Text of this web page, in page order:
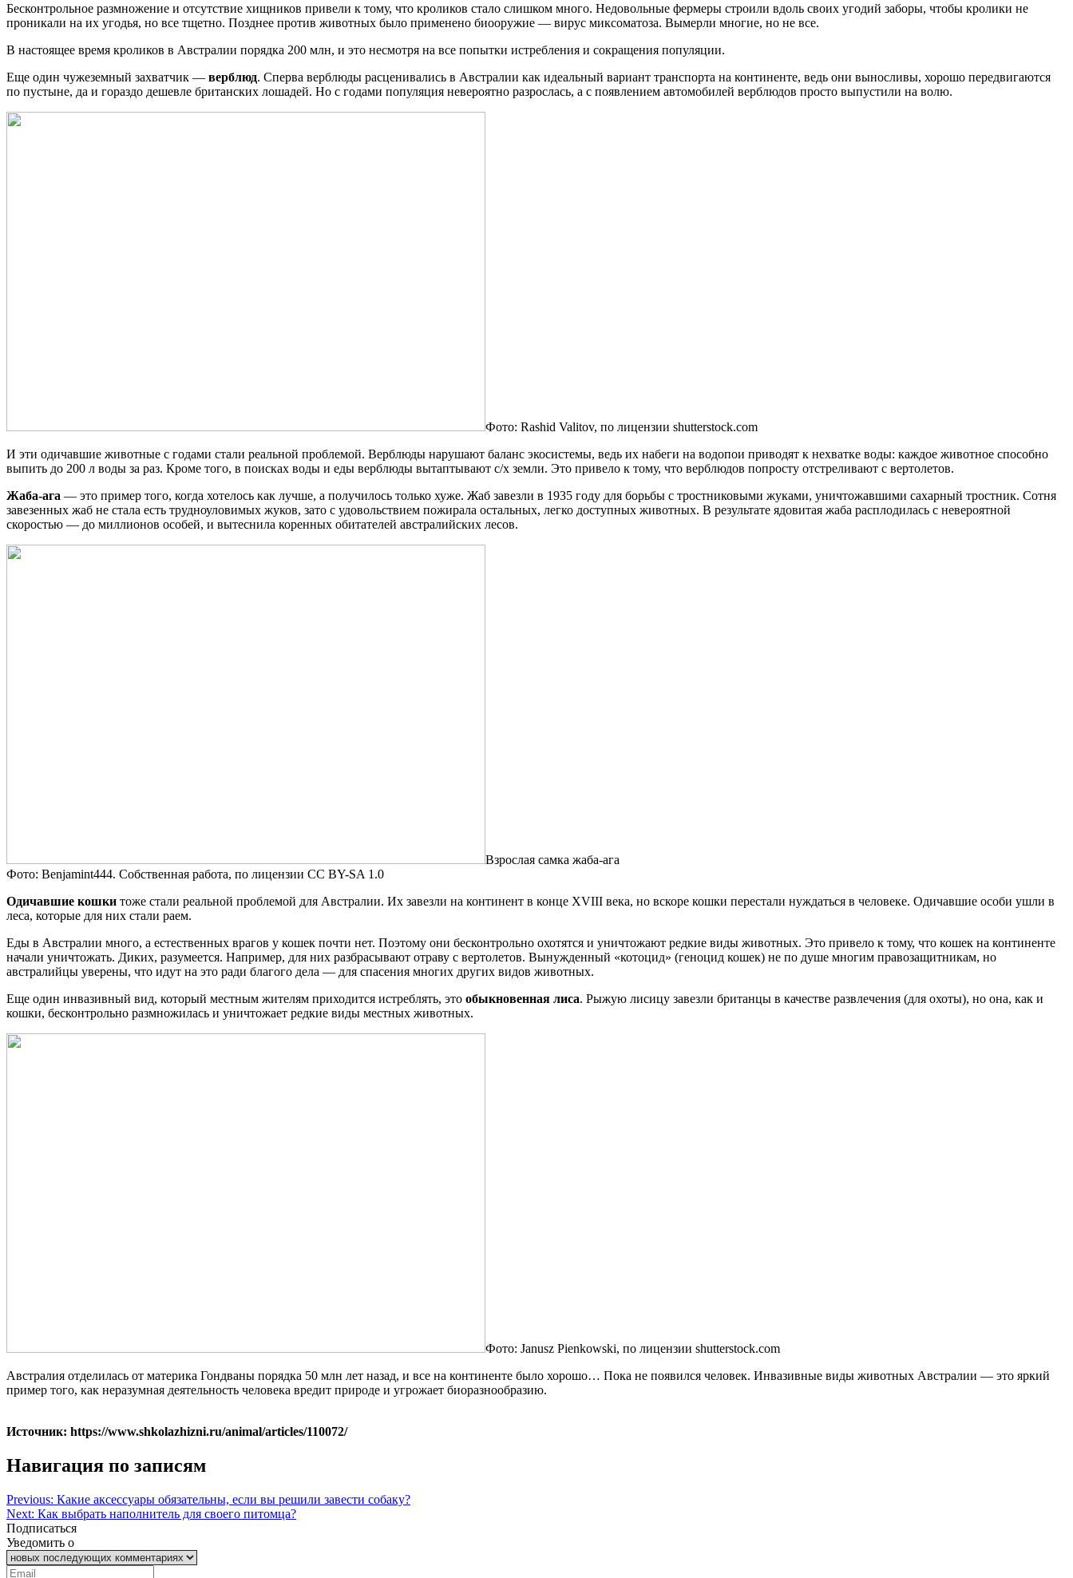
Бесконтрольное размножение и отсутствие хищников привели к тому, что кроликов стало слишком много. Недовольные фермеры строили вдоль своих угодий заборы, чтобы кролики не
проникали на их угодья, но все тщетно. Позднее против животных было применено биооружие — вирус миксоматоза. Вымерли многие, но не все.
В настоящее время кроликов в Австралии порядка 200 млн, и это несмотря на все попытки истребления и сокращения популяции.
Еще один чужеземный захватчик — верблюд. Сперва верблюды расценивались в Австралии как идеальный вариант транспорта на континенте, ведь они выносливы, хорошо передвигаются
по пустыне, да и гораздо дешевле британских лошадей. Но с годами популяция невероятно разрослась, а с появлением автомобилей верблюдов просто выпустили на волю.
Фото: Rashid Valitov, по лицензии shutterstock.com
И эти одичавшие животные с годами стали реальной проблемой. Верблюды нарушают баланс экосистемы, ведь их набеги на водопои приводят к нехватке воды: каждое животное способно
выпить до 200 л воды за раз. Кроме того, в поисках воды и еды верблюды вытаптывают с/х земли. Это привело к тому, что верблюдов попросту отстреливают с вертолетов.
Жаба-ага — это пример того, когда хотелось как лучше, а получилось только хуже. Жаб завезли в 1935 году для борьбы с тростниковыми жуками, уничтожавшими сахарный тростник. Сотня
завезенных жаб не стала есть трудноуловимых жуков, зато с удовольствием пожирала остальных, легко доступных животных. В результате ядовитая жаба расплодилась с невероятной
скоростью — до миллионов особей, и вытеснила коренных обитателей австралийских лесов.
Взрослая самка жаба-ага
Фото: Benjamint444. Собственная работа, по лицензии CC BY-SA 1.0
Одичавшие кошки тоже стали реальной проблемой для Австралии. Их завезли на континент в конце XVIII века, но вскоре кошки перестали нуждаться в человеке. Одичавшие особи ушли в
леса, которые для них стали раем.
Еды в Австралии много, а естественных врагов у кошек почти нет. Поэтому они бесконтрольно охотятся и уничтожают редкие виды животных. Это привело к тому, что кошек на континенте
начали уничтожать. Диких, разумеется. Например, для них разбрасывают отраву с вертолетов. Вынужденный «котоцид» (геноцид кошек) не по душе многим правозащитникам, но
австралийцы уверены, что идут на это ради благого дела — для спасения многих других видов животных.
Еще один инвазивный вид, который местным жителям приходится истреблять, это обыкновенная лиса. Рыжую лисицу завезли британцы в качестве развлечения (для охоты), но она, как и
кошки, бесконтрольно размножилась и уничтожает редкие виды местных животных.
Фото: Janusz Pienkowski, по лицензии shutterstock.com
Австралия отделилась от материка Гондваны порядка 50 млн лет назад, и все на континенте было хорошо… Пока не появился человек. Инвазивные виды животных Австралии — это яркий
пример того, как неразумная деятельность человека вредит природе и угрожает биоразнообразию.
Источник: https://www.shkolazhizni.ru/animal/articles/110072/
Навигация по записям
Previous: Какие аксессуары обязательны, если вы решили завести собаку?
Next: Как выбрать наполнитель для своего питомца?
Подписаться
Уведомить о